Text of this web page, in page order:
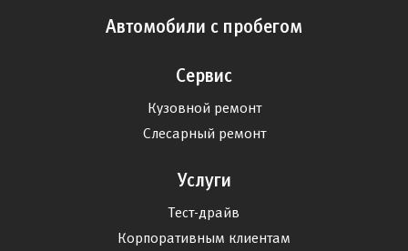
Автомобили с пробегом
Сервис
Кузовной ремонт
Слесарный ремонт
Услуги
Тест-драйв
Корпоративным клиентам